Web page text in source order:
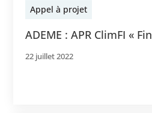
Appel à projet
ADEME : APR ClimFI «
22 juillet 2022